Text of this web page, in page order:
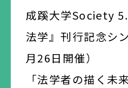
成蹊大学Society
法学』刊行記念シ
月26日開催）
「法学者の描く未